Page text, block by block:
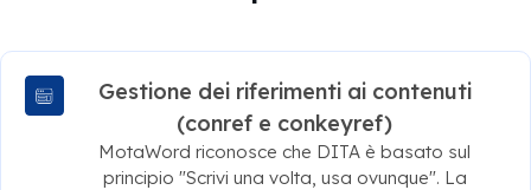
Gestione dei riferimenti ai contenuti
(conref e conkeyref)
MotaWord riconosce che DITA è basato sul
principio "Scrivi una volta, usa ovunque". La